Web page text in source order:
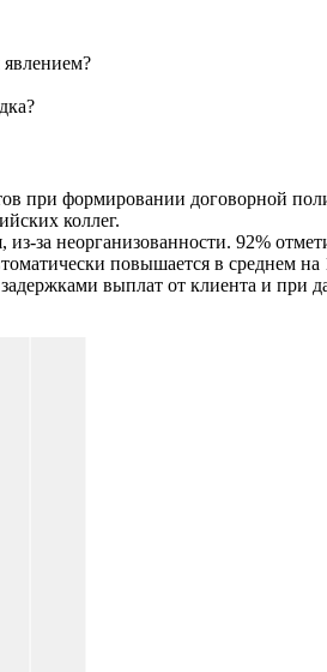
при формировании договорной
коллег.
за неорганизованности. 92%
повышается в среднем на
выплат от клиента и при